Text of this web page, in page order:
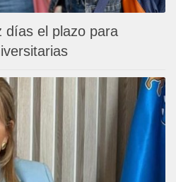
días el plazo para